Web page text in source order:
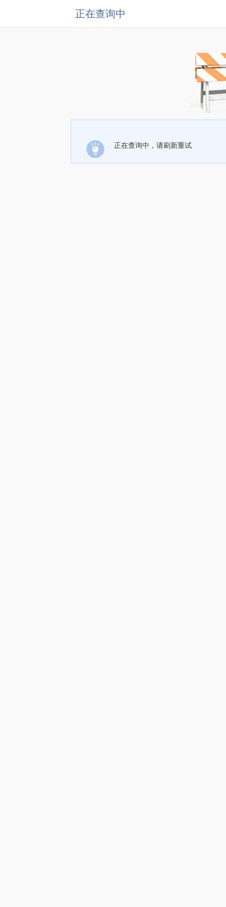
正在查询中
正在查询中，请刷新重试